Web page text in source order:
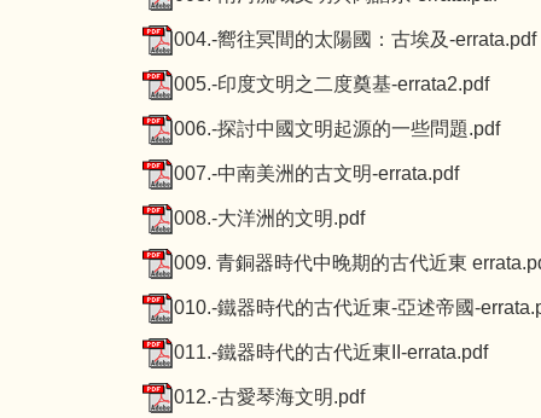
004.-嚮往冥間的太陽國：古埃及-errata.pdf
005.-印度文明之二度奠基-errata2.pdf
006.-探討中國文明起源的一些問題.pdf
007.-中南美洲的古文明-errata.pdf
008.-大洋洲的文明.pdf
009. 青銅器時代中晚期的古代近東
010.-鐵器時代的古代近東-亞述帝國-
011.-鐵器時代的古代近東II-errata.pdf
012.-古愛琴海文明.pdf